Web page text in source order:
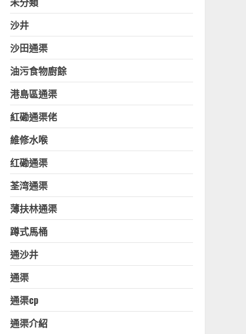
沙井
沙田通渠
油污食物廚餘
港島區通渠
紅磡通渠佬
維修水喉
红磡通渠
荃湾通渠
薄扶林通渠
蹲式馬桶
通沙井
通渠
通渠cp
通渠介紹